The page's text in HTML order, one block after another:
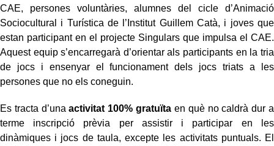
CAE, persones voluntàries, alumnes del cicle d’Animació
Sociocultural i Turística de l’Institut Guillem Catà, i joves que
estan participant en el projecte Singulars que impulsa el CAE.
Aquest equip s’encarregarà d’orientar als participants en la tria
de jocs i ensenyar el funcionament dels jocs triats a les
persones que no els coneguin.
Es tracta d’una activitat 100% gratuïta en què no caldrà dur a
terme inscripció prèvia per assistir i participar en les
dinàmiques i jocs de taula, excepte les activitats puntuals. El